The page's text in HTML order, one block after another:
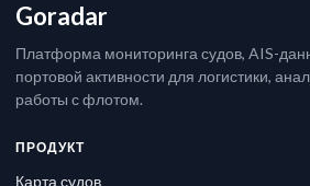
Goradar
Платформа мониторинга судов, AIS-
портовой активности для логистики,
работы с флотом.
ПРОДУКТ
Карта судов